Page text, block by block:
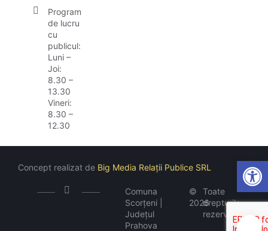
Program
de lucru
cu
publicul:
Luni –
Joi:
8.30 –
13.30
Vineri:
8.30 –
12.30
Comuna
Scorțeni |
Județul
Prahova
©
2026
Toate
drepturile
rezervate
Concept realizat de Big Media Relații Publice SRL